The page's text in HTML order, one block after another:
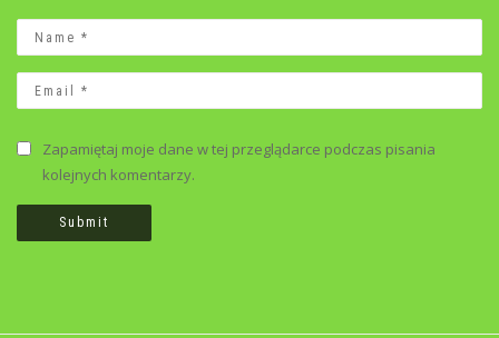
Zapamiętaj moje dane w tej przeglądarce podczas pisania
kolejnych komentarzy.